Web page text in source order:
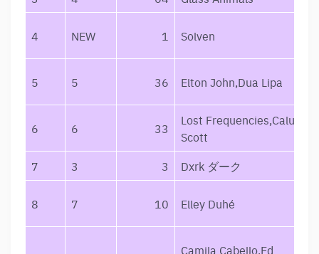
4 NEW 1 Solven
5 5 36 Elton John,Dua Lipa
6 6 33
Lost Frequencies,Calum
Scott
7
3 3 Dxrk ダーク
8 7 10 Elley Duhé
Camila Cabello,Ed